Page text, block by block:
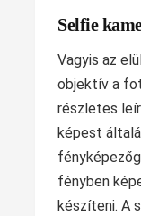
Selfie
Vagyis az
objektív a
részletes
képest
fényben
készíteni. A